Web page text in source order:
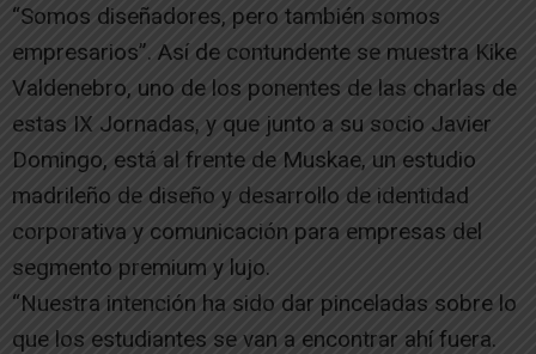
“Somos diseñadores, pero también somos
empresarios”. Así de contundente se muestra Kike
Valdenebro, uno de los ponentes de las charlas de
estas IX Jornadas, y que junto a su socio Javier
Domingo, está al frente de Muskae, un estudio
madrileño de diseño y desarrollo de identidad
corporativa y comunicación para empresas del
segmento premium y lujo.
“Nuestra intención ha sido dar pinceladas sobre lo
que los estudiantes se van a encontrar ahí fuera.